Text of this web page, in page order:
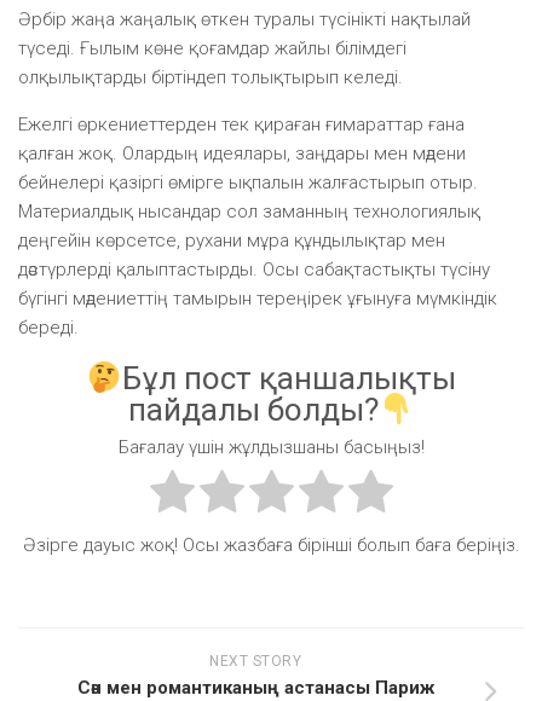
Әрбір жаңа жаңалық өткен туралы түсінікті нақтылай
түседі. Ғылым көне қоғамдар жайлы білімдегі
олқылықтарды біртіндеп толықтырып келеді.
Ежелгі өркениеттерден тек қираған ғимараттар ғана
қалған жоқ. Олардың идеялары, заңдары мен мәдени
бейнелері қазіргі өмірге ықпалын жалғастырып отыр.
Материалдық нысандар сол заманның технологиялық
деңгейін көрсетсе, рухани мұра құндылықтар мен
дәстүрлерді қалыптастырды. Осы сабақтастықты түсіну
бүгінгі мәдениеттің тамырын тереңірек ұғынуға мүмкіндік
береді.
Бұл пост қаншалықты
пайдалы болды?
Бағалау үшін жұлдызшаны басыңыз!
Әзірге дауыс жоқ! Осы жазбаға бірінші болып баға беріңіз.
NEXT STORY
Сән мен романтиканың астанасы Париж